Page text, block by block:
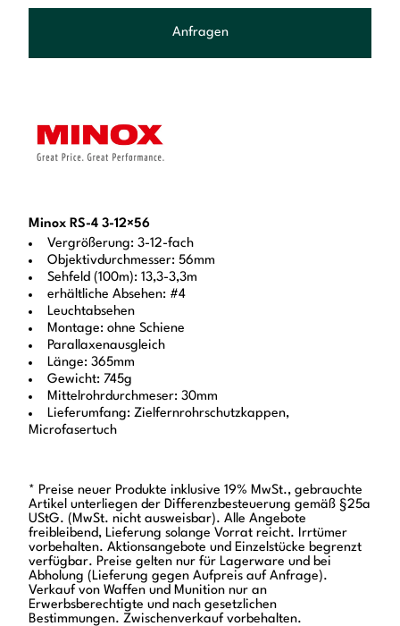
Anfragen
Minox RS-4 3-12×56
Vergrößerung: 3-12-fach
Objektivdurchmesser: 56mm
Sehfeld (100m): 13,3-3,3m
erhältliche Absehen: #4
Leuchtabsehen
Montage: ohne Schiene
Parallaxenausgleich
Länge: 365mm
Gewicht: 745g
Mittelrohrdurchmeser: 30mm
Lieferumfang: Zielfernrohrschutzkappen,
Microfasertuch
* Preise neuer Produkte inklusive 19% MwSt., gebrauchte
Artikel unterliegen der Differenzbesteuerung gemäß §25a
UStG. (MwSt. nicht ausweisbar). Alle Angebote
freibleibend, Lieferung solange Vorrat reicht. Irrtümer
vorbehalten. Aktionsangebote und Einzelstücke begrenzt
verfügbar. Preise gelten nur für Lagerware und bei
Abholung (Lieferung gegen Aufpreis auf Anfrage).
Verkauf von Waffen und Munition nur an
Erwerbsberechtigte und nach gesetzlichen
Bestimmungen. Zwischenverkauf vorbehalten.